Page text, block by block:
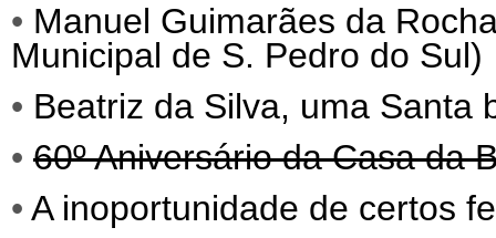
• Manuel Guimarães da
Municipal de S. Pedro do Sul)
• Beatriz da Silva, uma Santa
• 60º Aniversário da Casa da
• A inoportunidade de certos